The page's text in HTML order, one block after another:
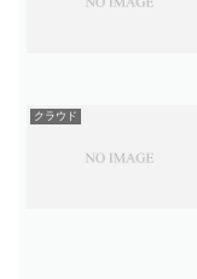
クラウド